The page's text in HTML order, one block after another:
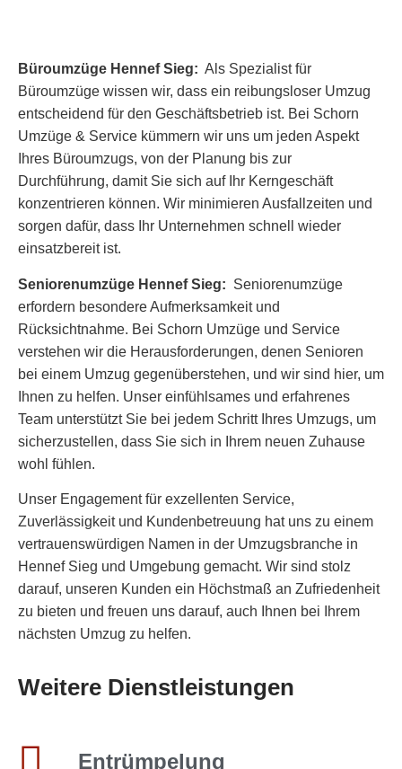
Büroumzüge Hennef Sieg: Als Spezialist für
Büroumzüge wissen wir, dass ein reibungsloser Umzug
entscheidend für den Geschäftsbetrieb ist. Bei Schorn
Umzüge & Service kümmern wir uns um jeden Aspekt
Ihres Büroumzugs, von der Planung bis zur
Durchführung, damit Sie sich auf Ihr Kerngeschäft
konzentrieren können. Wir minimieren Ausfallzeiten und
sorgen dafür, dass Ihr Unternehmen schnell wieder
einsatzbereit ist.
Seniorenumzüge Hennef Sieg: Seniorenumzüge
erfordern besondere Aufmerksamkeit und
Rücksichtnahme. Bei Schorn Umzüge und Service
verstehen wir die Herausforderungen, denen Senioren
bei einem Umzug gegenüberstehen, und wir sind hier, um
Ihnen zu helfen. Unser einfühlsames und erfahrenes
Team unterstützt Sie bei jedem Schritt Ihres Umzugs, um
sicherzustellen, dass Sie sich in Ihrem neuen Zuhause
wohl fühlen.
Unser Engagement für exzellenten Service,
Zuverlässigkeit und Kundenbetreuung hat uns zu einem
vertrauenswürdigen Namen in der Umzugsbranche in
Hennef Sieg und Umgebung gemacht. Wir sind stolz
darauf, unseren Kunden ein Höchstmaß an Zufriedenheit
zu bieten und freuen uns darauf, auch Ihnen bei Ihrem
nächsten Umzug zu helfen.
Weitere Dienstleistungen
Entrümpelung